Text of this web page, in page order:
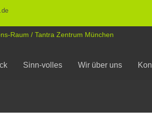
Sinn-volles Wir über uns